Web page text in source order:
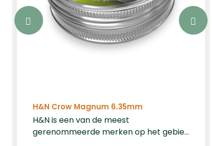
H&N Crow Magnum 6.35mm
H&N is een van de meest
gerenommeerde merken op het gebied